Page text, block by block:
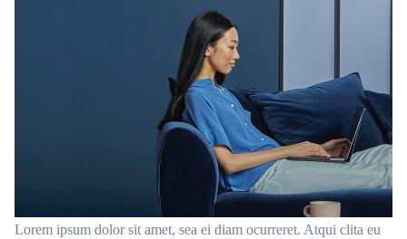
Lorem ipsum dolor sit amet, sea ei diam ocurreret. Atqui clita eu